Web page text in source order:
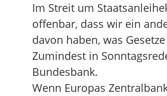
Im Streit um
offenbar, dass wir ein
davon haben, was
Zumindest in
Bundesbank.
Wenn Europas